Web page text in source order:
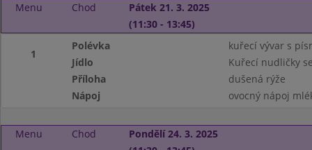
Menu
Chod
Pátek 21. 3. 2025
(11:30 - 13:45)
1
Polévka
kuřecí vývar s
Jídlo
Kuřecí nudličky
Příloha
dušená rýže
Nápoj
ovocný nápoj
Menu Chod
Pondělí 24. 3. 2025